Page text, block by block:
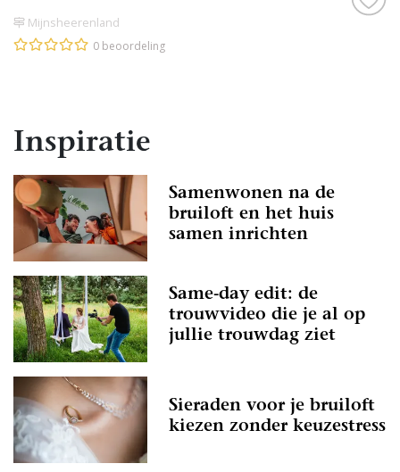
Mijnsheerenland
0 beoordeling
Inspiratie
Samenwonen na de
bruiloft en het huis
samen inrichten
Same-day edit: de
trouwvideo die je al op
jullie trouwdag ziet
Sieraden voor je bruiloft
kiezen zonder keuzestress